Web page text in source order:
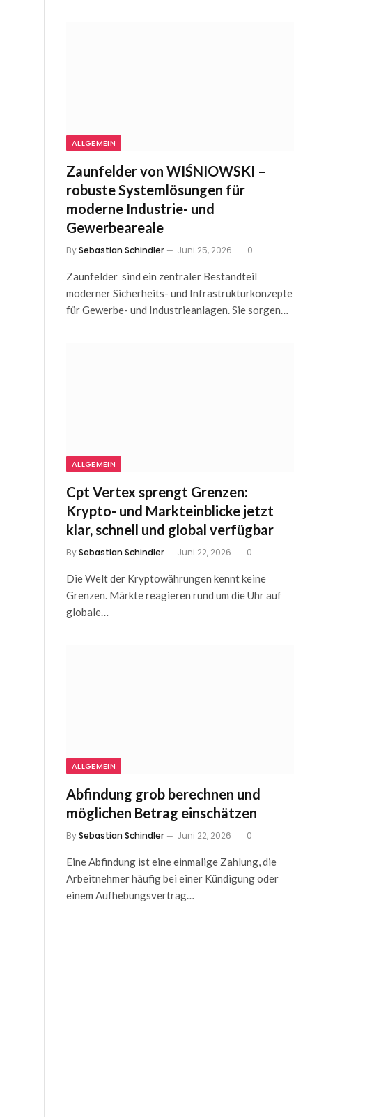
ALLGEMEIN
Zaunfelder von WIŚNIOWSKI –
robuste Systemlösungen für
moderne Industrie- und
Gewerbeareale
BySebastian Schindler Juni 25, 2026 0
Zaunfelder sind ein zentraler Bestandteil
moderner Sicherheits- und Infrastrukturkonzepte
für Gewerbe- und Industrieanlagen. Sie sorgen…
ALLGEMEIN
Cpt Vertex sprengt Grenzen:
Krypto- und Markteinblicke jetzt
klar, schnell und global verfügbar
BySebastian Schindler Juni 22, 2026 0
Die Welt der Kryptowährungen kennt keine
Grenzen. Märkte reagieren rund um die Uhr auf
globale…
ALLGEMEIN
Abfindung grob berechnen und
möglichen Betrag einschätzen
BySebastian Schindler Juni 22, 2026 0
Eine Abfindung ist eine einmalige Zahlung, die
Arbeitnehmer häufig bei einer Kündigung oder
einem Aufhebungsvertrag…